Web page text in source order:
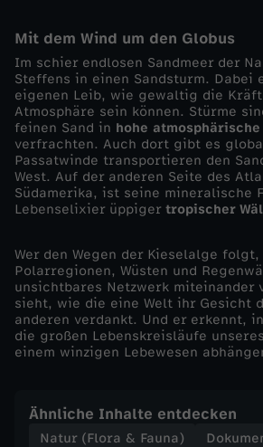
c
h
t
b
a
r
e
N
t
Mit dem Wind um den Globus
Im schier endlosen Sandmeer der
Steffens in einen Sandsturm. Dabei
eigenen Leib, wie gewaltig die
Atmosphäre sein können. Stürme
feinen Sand in hohe
verfrachten. Auch dort gibt es
Passatwinde transportieren den
West. Auf der anderen Seite des
Südamerika, ist seine mineralische
Lebenselixier üppiger tropischer
Wer den Wegen der Kieselalge
Polarregionen, Wüsten und
unsichtbares Netzwerk miteinander
sieht, wie die eine Welt ihr Gesicht
anderen verdankt. Und er erkennt,
die großen Lebenskreisläufe
einem winzigen Lebewesen
Ähnliche Inhalte entdecken
Natur (Flora & Fauna)